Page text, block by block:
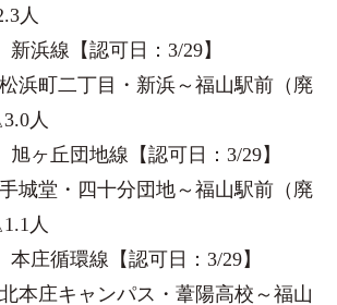
人
浜線【認可日：3/29】
浜町二丁目・新浜～福山駅前（廃
人
ヶ丘団地線【認可日：3/29】
城堂・四十分団地～福山駅前（廃
人
庄循環線【認可日：3/29】
本庄キャンパス・葦陽高校～福山